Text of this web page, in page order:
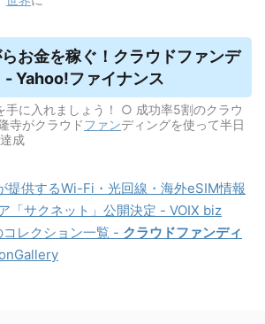
お金を稼ぐ！ クラウドファンデ
- Yahoo!ファイナンス
手に入れましょう！ ○ 成功率5割のクラウ
寺がクラウドファンディングを使って半日
成
提供するWi-Fi・光回線・海外eSIM情報
「サクネット」公開決定 - VOIX biz
レクション一覧 - クラウドファンディ